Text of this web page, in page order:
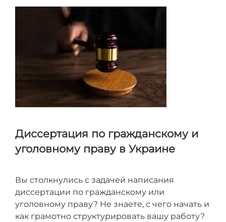
Диссертация по гражданскому и
уголовному праву в Украине
Вы столкнулись с задачей написания
диссертации по гражданскому или
уголовному праву? Не знаете, с чего начать и
как грамотно структурировать вашу работу?